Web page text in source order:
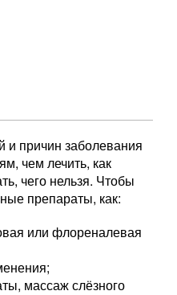
и причин заболевания
чем лечить, как
чего нельзя. Чтобы
препараты, как:
или флореналевая
массаж слёзного